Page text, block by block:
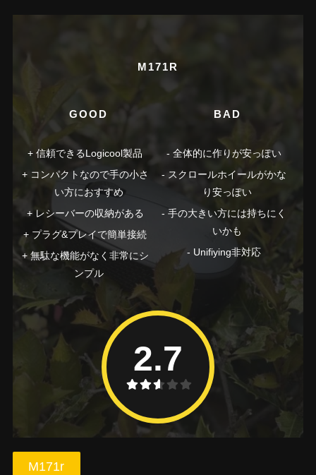
M171R
GOOD
信頼できるLogicool製品
コンパクトなので手の小さ
い方におすすめ
レシーバーの収納がある
プラグ&プレイで簡単接続
無駄な機能がなく非常にシ
ンプル
BAD
全体的に作りが安っぽい
スクロールホイールがかな
り安っぽい
手の大きい方には持ちにく
いかも
Unifiying非対応
2.7
M171r